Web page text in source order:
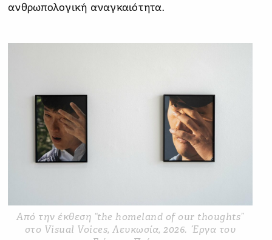
ανθρωπολογική αναγκαιότητα.
Από την έκθεση “the homeland of our thoughts”
στο Visual Voices, Λευκωσία, 2026. Έργα του